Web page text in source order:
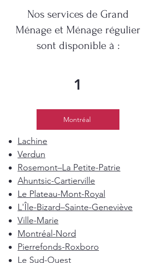
Nos services de Grand
Ménage et Ménage régulier
sont disponible à :
1
Montréal
Lachine
Verdun
Rosemont–La Petite-Patrie
Ahuntsic-Cartierville
Le Plateau-Mont-Royal
L'Île-Bizard–Sainte-Geneviève
Ville-Marie
Montréal-Nord
Pierrefonds-Roxboro
Le Sud-Ouest